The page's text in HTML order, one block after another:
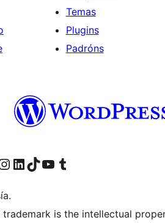
Temas
Plugins
Padróns
Threads
páxina de Facebook
a nosa conta de Instagram
Visita a nosa conta de LinkedIn
Visita a nosa conta de TikTok
Visita a nosa canle de YouTube
Visita a nosa conta de Tumblr
trademark is the intellectual